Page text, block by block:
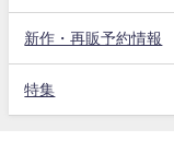
新作・再販予約情報
特集